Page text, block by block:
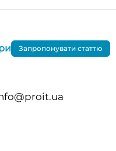
Запропонувати статтю